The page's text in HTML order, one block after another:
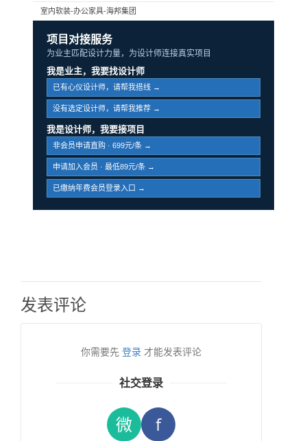
室内软装-办公家具-海邦集团
项目对接服务
为业主匹配设计力量，为设计师连接真实项目
我是业主，我要找设计师
已有心仪设计师，请帮我搭线 →
没有选定设计师，请帮我推荐 →
我是设计师，我要接项目
非会员申请直购 · 699元/条 →
申请加入会员 · 最低89元/条 →
已缴纳年费会员登录入口 →
发表评论
你需要先 登录 才能发表评论
社交登录
微 f